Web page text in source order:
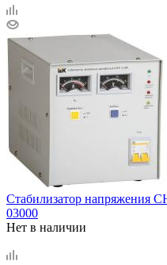
Стабилизатор напряжения
03000
Нет в наличии